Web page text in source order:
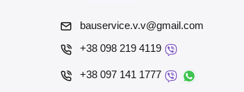
bauservice.v.v@gmail.com
+38 098 219 4119
+38 097 141 1777